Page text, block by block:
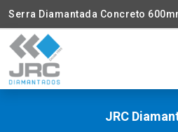
Serra Diamantada Concreto
JRC